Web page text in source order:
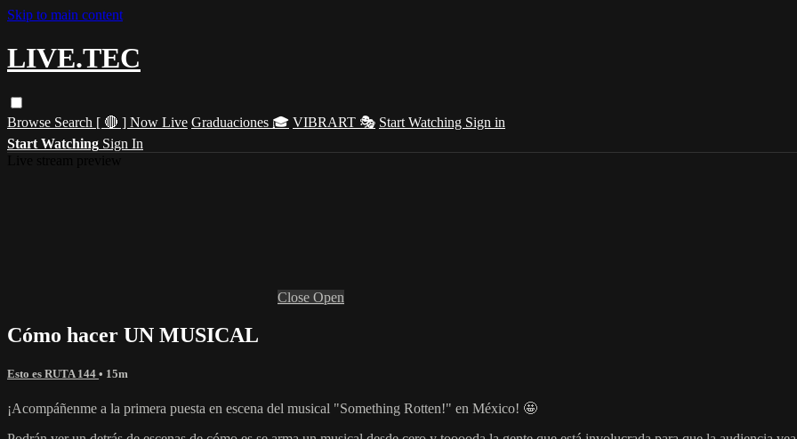
Skip to main content
LIVE.TEC
Browse Search [ 🔴 ] Now Live Graduaciones 🎓 VIBRART 🎭 Start Watching Sign in
Start Watching Sign In
Close Open
Cómo hacer UN MUSICAL
Esto es RUTA 144 • 15m
¡Acompáñenme a la primera puesta en escena del musical "Something Rotten!" en México! 🤩